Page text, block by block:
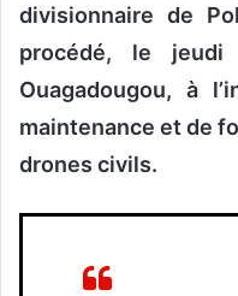
divisionnaire de
procédé, le
Ouagadougou, à
maintenance et de
drones civils.